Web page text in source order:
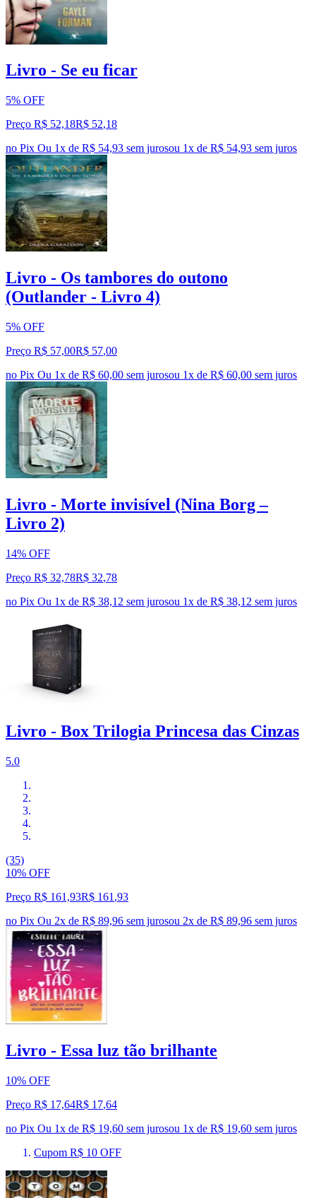
Livro - Se eu ficar
5% OFF
Preço R$ 52,18R$ 52,18
no Pix Ou 1x de R$ 54,93 sem jurosou 1x de R$ 54,93 sem juros
Livro - Os tambores do outono
(Outlander - Livro 4)
5% OFF
Preço R$ 57,00R$ 57,00
no Pix Ou 1x de R$ 60,00 sem jurosou 1x de R$ 60,00 sem juros
Livro - Morte invisível (Nina Borg –
Livro 2)
14% OFF
Preço R$ 32,78R$ 32,78
no Pix Ou 1x de R$ 38,12 sem jurosou 1x de R$ 38,12 sem juros
Livro - Box Trilogia Princesa das Cinzas
5.0
(35)
10% OFF
Preço R$ 161,93R$ 161 ,93
no Pix Ou 2x de R$ 89,96 sem jurosou 2x de R$ 89,96 sem juros
Livro - Essa luz tão brilhante
10% OFF
Preço R$ 17,64R$ 17,64
no Pix Ou 1x de R$ 19,60 sem jurosou 1x de R$ 19,60 sem juros
Cupom R$ 10 OFF